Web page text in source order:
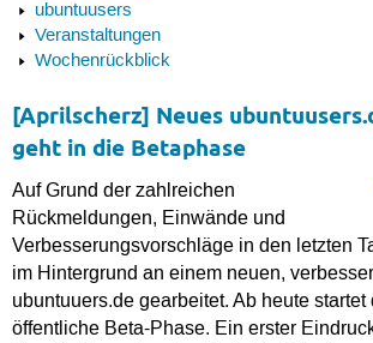
ubuntuusers
Veranstaltungen
Wochenrückblick
[Aprilscherz] Neues
geht in die Betaphase
Auf Grund der zahlreichen
Rückmeldungen, Einwände und
Verbesserungsvorschläge in den letzten
im Hintergrund an einem neuen,
ubuntuuers.de gearbeitet. Ab heute startet
öffentliche Beta-Phase. Ein erster